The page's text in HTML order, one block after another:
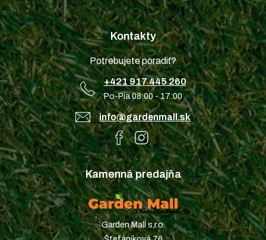
Kontakty
Potrebujete poradiť?
+421 917 445 260
Po-Pia 08:00 - 17:00
info@gardenmall.sk
Kamenná predajňa
Garden Mall s.r.o.